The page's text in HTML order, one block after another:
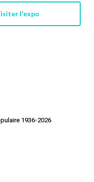
l'expo
1936-2026